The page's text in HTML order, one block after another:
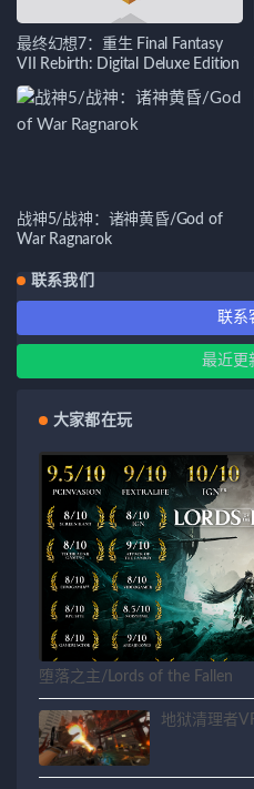
最终幻想7：重生 Final Fantasy
VII Rebirth: Digital Deluxe Edition
战神5/战神：诸神黄昏/God of
War Ragnarok
联系我们
联系
最近更
大家都在玩
堕落之主/Lords of the Fallen
地狱清理者